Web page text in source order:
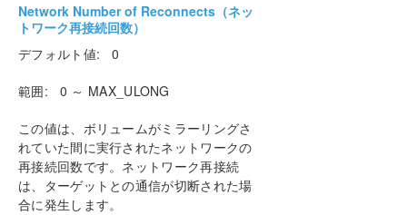
Network Number of Reconnects（ネッ
トワーク再接続回数）
デフォルト値: 0
範囲: 0 ～ MAX_ULONG
この値は、ボリュームがミラーリングさ
れていた間に実行されたネットワークの
再接続回数です。ネットワーク再接続
は、ターゲットとの通信が切断された場
合に発生します。